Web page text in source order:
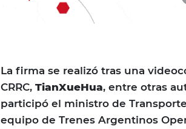
La firma se realizó tras una
CRRC, TianXueHua, entre otras
participó el ministro de
equipo de Trenes Argentinos